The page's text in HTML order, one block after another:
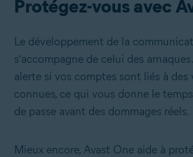
Protégez-vous avec
Le développement de la
s’accompagne de celui des arnaques.
alerte si vos comptes sont liés à
connues, ce qui vous donne le
de passe avant des dommages réels.
Mieux encore, Avast One aide à